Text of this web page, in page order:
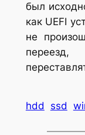
был
как UEFI
не
hdd ssd